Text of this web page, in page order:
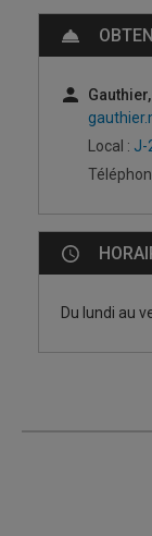
Local : J-
Du lundi au